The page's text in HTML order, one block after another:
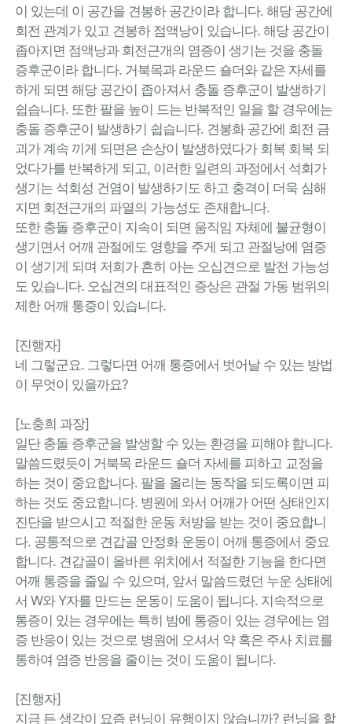
이 있는데 이 공간을 견봉하 공간이라 합니다. 해당 공간에
회전 관계가 있고 견봉하 점액낭이 있습니다. 해당 공간이
좁아지면 점액낭과 회전근개의 염증이 생기는 것을 충돌
증후군이라 합니다. 거북목과 라운드 숄더와 같은 자세를
하게 되면 해당 공간이 좁아져서 충돌 증후군이 발생하기
쉽습니다. 또한 팔을 높이 드는 반복적인 일을 할 경우에는
충돌 증후군이 발생하기 쉽습니다. 견봉화 공간에 회전 금
괴가 계속 끼게 되면은 손상이 발생하였다가 회복 회복 되
었다가를 반복하게 되고, 이러한 일련의 과정에서 석회가
생기는 석회성 건염이 발생하기도 하고 충격이 더욱 심해
지면 회전근개의 파열의 가능성도 존재합니다.
또한 충돌 증후군이 지속이 되면 움직임 자체에 불균형이
생기면서 어깨 관절에도 영향을 주게 되고 관절낭에 염증
이 생기게 되며 저희가 흔히 아는 오십견으로 발전 가능성
도 있습니다. 오십견의 대표적인 증상은 관절 가동 범위의
제한 어깨 통증이 있습니다.
[진행자]
네 그렇군요. 그렇다면 어깨 통증에서 벗어날 수 있는 방법
이 무엇이 있을까요?
[노충희 과장]
일단 충돌 증후군을 발생할 수 있는 환경을 피해야 합니다.
말씀드렸듯이 거북목 라운드 숄더 자세를 피하고 교정을
하는 것이 중요합니다. 팔을 올리는 동작을 되도록이면 피
하는 것도 중요합니다. 병원에 와서 어깨가 어떤 상태인지
진단을 받으시고 적절한 운동 처방을 받는 것이 중요합니
다. 공통적으로 견갑골 안정화 운동이 어깨 통증에서 중요
합니다. 견갑골이 올바른 위치에서 적절한 기능을 한다면
어깨 통증을 줄일 수 있으며, 앞서 말씀드렸던 누운 상태에
서 W와 Y자를 만드는 운동이 도움이 됩니다. 지속적으로
통증이 있는 경우에는 특히 밤에 통증이 있는 경우에는 염
증 반응이 있는 것으로 병원에 오셔서 약 혹은 주사 치료를
통하여 염증 반응을 줄이는 것이 도움이 됩니다.
[진행자]
지금 든 생각이 요즘 런닝이 유행이지 않습니까? 런닝을 할